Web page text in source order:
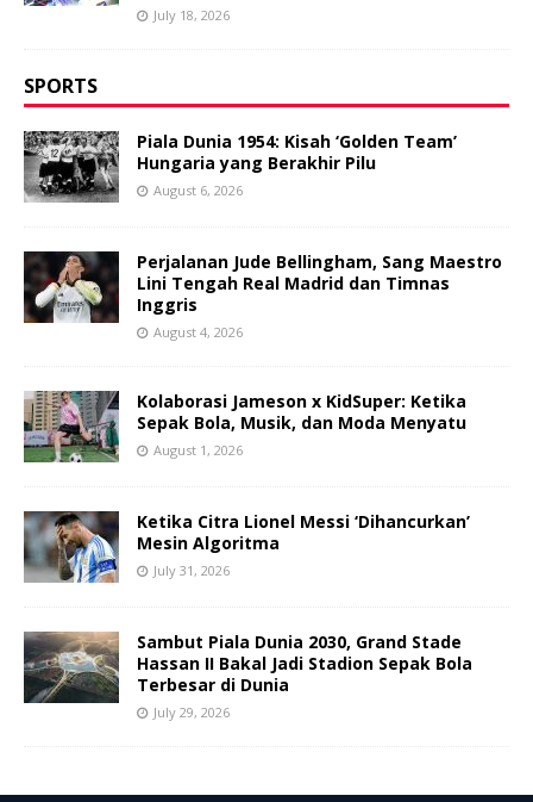
July 18, 2026
SPORTS
Piala Dunia 1954: Kisah ‘Golden Team’
Hungaria yang Berakhir Pilu
August 6, 2026
Perjalanan Jude Bellingham, Sang Maestro
Lini Tengah Real Madrid dan Timnas
Inggris
August 4, 2026
Kolaborasi Jameson x KidSuper: Ketika
Sepak Bola, Musik, dan Moda Menyatu
August 1, 2026
Ketika Citra Lionel Messi ‘Dihancurkan’
Mesin Algoritma
July 31, 2026
Sambut Piala Dunia 2030, Grand Stade
Hassan II Bakal Jadi Stadion Sepak Bola
Terbesar di Dunia
July 29, 2026